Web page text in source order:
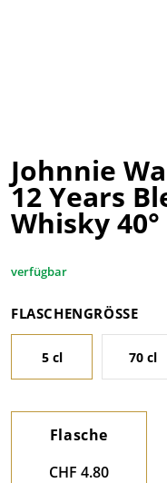
Johnnie
12 Years
Whisky 40°
verfügbar
FLASCHENGRÖSSE
5 cl 70 cl
Flasche
CHF 4.80